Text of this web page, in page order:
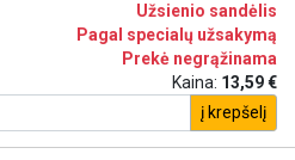
Užsienio sandėlis
Pagal specialų užsakymą
Prekė negrąžinama
Kaina: 13,59 €
į krepšelį